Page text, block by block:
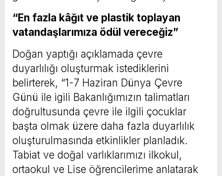
“En fazla kâğıt ve plastik toplayan
vatandaşlarımıza ödül vereceğiz”
Doğan yaptığı açıklamada çevre
duyarlılığı oluşturmak istediklerini
belirterek, “1-7 Haziran Dünya Çevre
Günü ile igili Bakanlığımızın talimatları
doğrultusunda çevre ile ilgili çocuklar
başta olmak üzere daha fazla duyarlılık
oluşturulmasında etkinlikler planladık.
Tabiat ve doğal varlıklarımızı ilkokul,
ortaokul ve Lise öğrencilerime anlatarak